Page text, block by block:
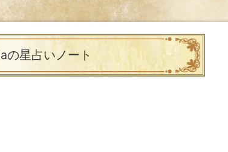
の星占いノート